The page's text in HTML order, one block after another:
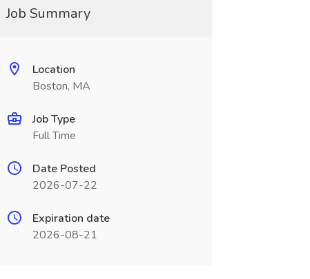
Job Summary
Location
Boston, MA
Job Type
Full Time
Date Posted
2026-07-22
Expiration date
2026-08-21